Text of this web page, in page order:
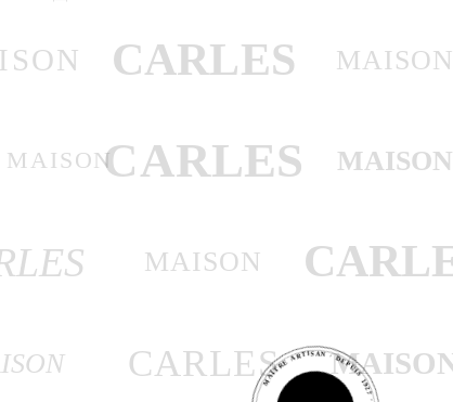
CARLES
MAISONCARLES MAISON
MAISON
CARLES